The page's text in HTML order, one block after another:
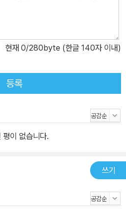
기회를 제공해준다. 전문가의 머리와
서 강렬한 에너지와 무수한 감동을
이다. 12개 숲의 12가지
운사 동백 숲, 완도 갈문리 숲, 담양
자연만큼 역동적인
지형과 특성이 있다. <다시 걷고 싶
11개 산과 숲, 그리고 중국을 통해서
는 장백산을 찾아 그 숲이 형성된 과
가 일반
이나 대부도 갈대밭, 유명산 억새밭과
않은 날것의 느낌이 드는 곳을 찾았
아닌 생태적 입장에서 숲을 바라보기
간이 숲인 것이 아니라, 자연 속에서
현재 0/280byte (한글 140자 이내)
등록
평이 없습니다.
쓰기